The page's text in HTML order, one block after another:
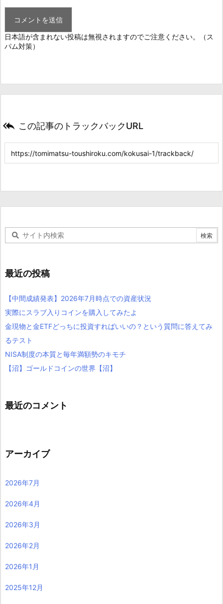
日本語が含まれない投稿は無視されますのでご注意ください。（ス
パム対策）
 この記事のトラックバックURL
最近の投稿
【中間成績発表】2026年7月時点での資産状況
実際にスラブ入りコインを購入してみたよ
金現物と金ETFどっちに投資すればいいの？という質問に答えてみ
るテスト
NISA制度の本質と毎年満額勢のキモチ
【沼】ゴールドコインの世界【沼】
最近のコメント
アーカイブ
2026年7月
2026年4月
2026年3月
2026年2月
2026年1月
2025年12月